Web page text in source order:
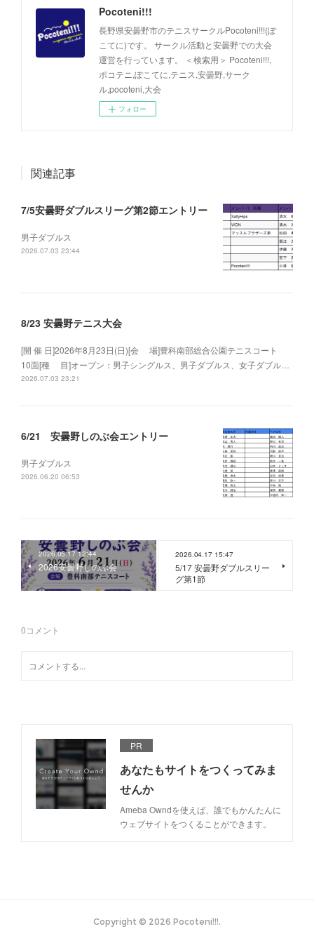
Pocoteni!!!
長野県安曇野市のテニスサークルPocoteni!!!(ぽ
こてに)です。 サークル活動と安曇野での大会
運営を行っています。 ＜検索用＞ Pocoteni!!!,
ポコテニ,ぽこてに,テニス,安曇野,サーク
ル,pocoteni,大会
フォロー
関連記事
7/5安曇野ダブルスリーグ第2節エントリー
男子ダブルス
2026.07.03 23:44
8/23 安曇野テニス大会
[開 催 日]2026年8月23日(日)[会 場]豊科南部総合公園テニスコート
10面[種 目]オープン：男子シングルス、男子ダブルス、女子ダブル…
2026.07.03 23:21
6/21 安曇野しのぶ会エントリー
男子ダブルス
2026.06.20 06:53
2026.05.17 12:44
2026安曇野しのぶ会
2026.04.17 15:47
5/17 安曇野ダブルスリー
グ第1節
0コメント
PR
あなたもサイトをつくってみま
せんか
Ameba Owndを使えば、誰でもかんたんに
ウェブサイトをつくることができます。
Copyright © 2026 Pocoteni!!!.